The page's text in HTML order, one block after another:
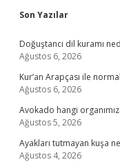
Sidebar
Son Yazılar
Doğuştancı dil kuramı
Ağustos 6, 2026
Kur’an Arapçası ile
Ağustos 6, 2026
Avokado hangi
Ağustos 5, 2026
Ayakları tutmayan kuşa ne
Ağustos 4, 2026